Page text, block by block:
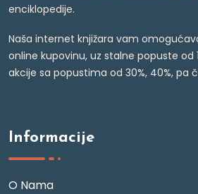
enciklopedije.
Naša internet knjižara vam
online kupovinu, uz stalne popuste od
akcije sa popustima od 30%, 40%, pa
Informacije
O Nama